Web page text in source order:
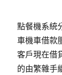
點餐機系統
車機車借款
客戶現在借
的由繁雜手